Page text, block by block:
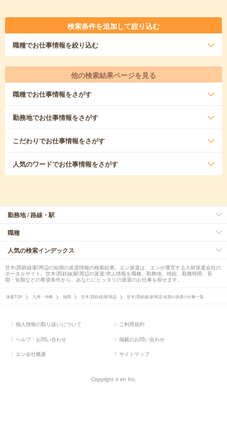
検索条件を追加して絞り込む
職種でお仕事情報を絞り込む
他の検索結果ページを見る
職種でお仕事情報をさがす
勤務地でお仕事情報をさがす
こだわりでお仕事情報をさがす
人気のワードでお仕事情報をさがす
勤務地 / 路線・駅
職種
人気の検索インデックス
甘木(西鉄線)駅周辺の短期の派遣情報の検索結果。エン派遣は、エンが運営する人材派遣会社の
ポータルサイト。甘木(西鉄線)駅周辺の派遣/求人情報を職種、勤務地、時給、勤務時間、長
期・短期などの希望条件から、あなたにピッタリの派遣のお仕事を探せます。
派遣TOP 九州・沖縄 福岡 甘木(西鉄線)駅周辺 甘木(西鉄線)駅周辺 短期の派遣の仕事一覧
個人情報の取り扱いについて ご利用規約
ヘルプ・お問い合わせ 掲載のお問い合わせ
エン会社概要 サイトマップ
Copyright © en Inc.